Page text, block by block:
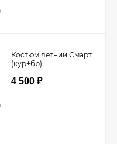
Костюм летний Смарт
(кур+бр)
4 500 ₽